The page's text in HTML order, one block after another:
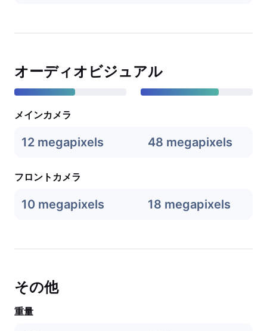
オーディオビジュアル
メインカメラ
12 megapixels 48 megapixels
フロントカメラ
10 megapixels 18 megapixels
その他
重量